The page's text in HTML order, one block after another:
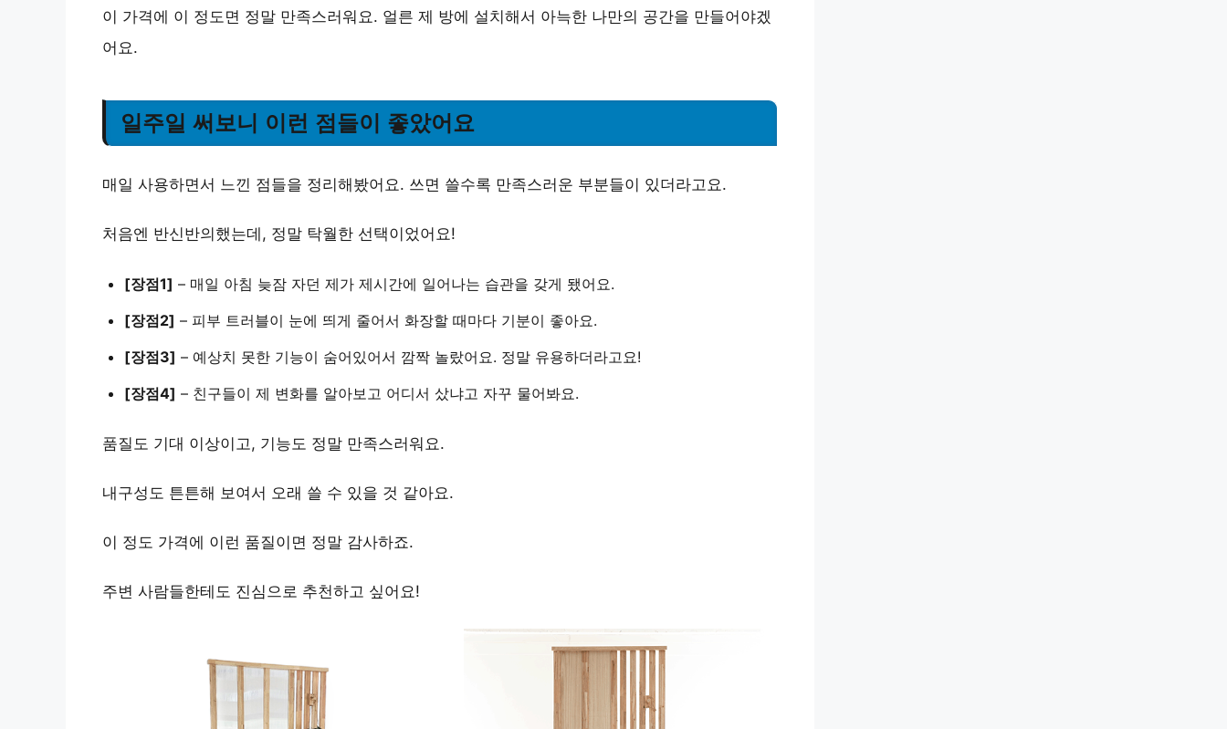
이 가격에 이 정도면 정말 만족스러워요. 얼른 제 방에 설치해서 아늑한 나만의 공간을 만들어야겠
어요.
일주일 써보니 이런 점들이 좋았어요
매일 사용하면서 느낀 점들을 정리해봤어요. 쓰면 쓸수록 만족스러운 부분들이 있더라고요.
처음엔 반신반의했는데, 정말 탁월한 선택이었어요!
[장점1] – 매일 아침 늦잠 자던 제가 제시간에 일어나는 습관을 갖게 됐어요.
[장점2] – 피부 트러블이 눈에 띄게 줄어서 화장할 때마다 기분이 좋아요.
[장점3] – 예상치 못한 기능이 숨어있어서 깜짝 놀랐어요. 정말 유용하더라고요!
[장점4] – 친구들이 제 변화를 알아보고 어디서 샀냐고 자꾸 물어봐요.
품질도 기대 이상이고, 기능도 정말 만족스러워요.
내구성도 튼튼해 보여서 오래 쓸 수 있을 것 같아요.
이 정도 가격에 이런 품질이면 정말 감사하죠.
주변 사람들한테도 진심으로 추천하고 싶어요!